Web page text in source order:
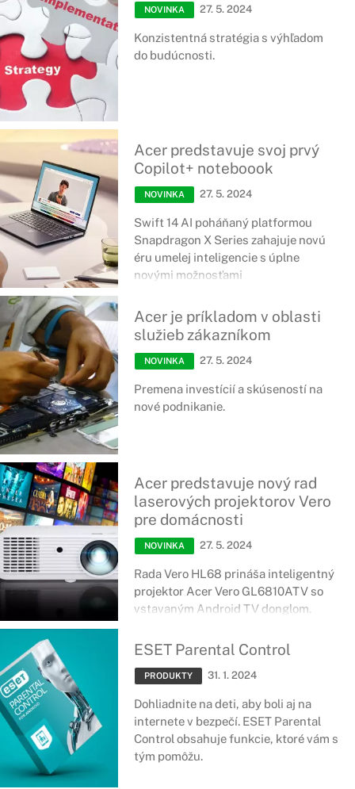
NOVINKA 27. 5. 2024
Konzistentná stratégia s výhľadom
do budúcnosti.
Acer predstavuje svoj prvý
Copilot+ noteboook
NOVINKA 27. 5. 2024
Swift 14 AI poháňaný platformou
Snapdragon X Series zahajuje novú
éru umelej inteligencie s úplne
novými možnosťami
Acer je príkladom v oblasti
služieb zákazníkom
NOVINKA 27. 5. 2024
Premena investícií a skúseností na
nové podnikanie.
Acer predstavuje nový rad
laserových projektorov Vero
pre domácnosti
NOVINKA 27. 5. 2024
Rada Vero HL68 prináša inteligentný
projektor Acer Vero GL6810ATV so
vstavaným Android TV donglom.
ESET Parental Control
PRODUKTY 31. 1. 2024
Dohliadnite na deti, aby boli aj na
internete v bezpečí. ESET Parental
Control obsahuje funkcie, ktoré vám s
tým pomôžu.